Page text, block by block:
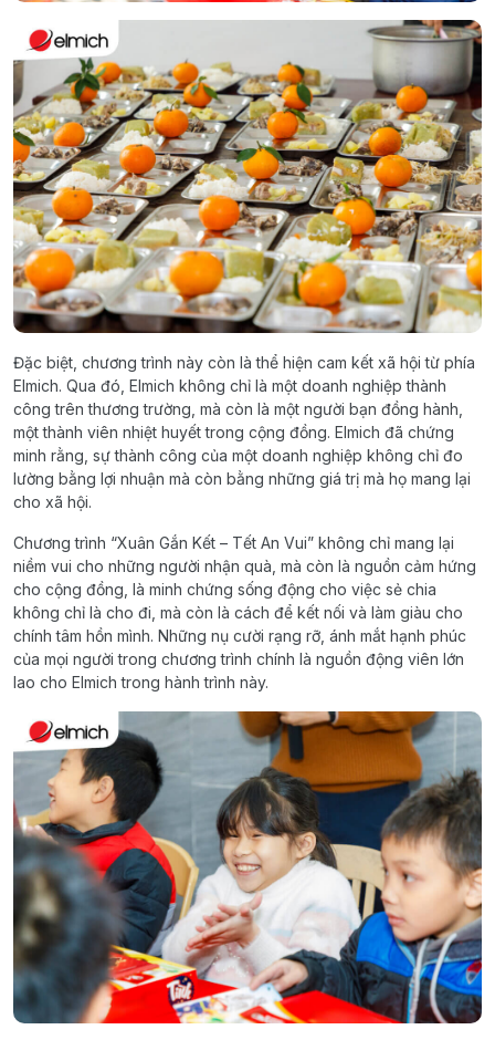
Đặc biệt, chương trình này còn là thể hiện cam kết xã hội từ phía
Elmich. Qua đó, Elmich không chỉ là một doanh nghiệp thành
công trên thương trường, mà còn là một người bạn đồng hành,
một thành viên nhiệt huyết trong cộng đồng. Elmich đã chứng
minh rằng, sự thành công của một doanh nghiệp không chỉ đo
lường bằng lợi nhuận mà còn bằng những giá trị mà họ mang lại
cho xã hội.
Chương trình “Xuân Gắn Kết – Tết An Vui” không chỉ mang lại
niềm vui cho những người nhận quà, mà còn là nguồn cảm hứng
cho cộng đồng, là minh chứng sống động cho việc sẻ chia
không chỉ là cho đi, mà còn là cách để kết nối và làm giàu cho
chính tâm hồn mình. Những nụ cười rạng rỡ, ánh mắt hạnh phúc
của mọi người trong chương trình chính là nguồn động viên lớn
lao cho Elmich trong hành trình này.